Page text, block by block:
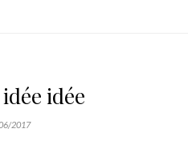
idée
2017